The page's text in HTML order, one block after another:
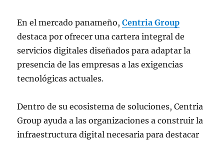
En el mercado panameño,Centria Group
destaca por ofrecer una cartera integral de
servicios digitales diseñados para adaptar la
presencia de las empresas a las exigencias
tecnológicas actuales.
Dentro de su ecosistema de soluciones, Centria
Group ayuda a las organizaciones a construir la
infraestructura digital necesaria para destacar